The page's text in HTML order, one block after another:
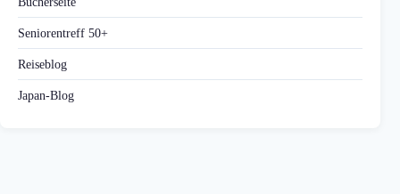
Seniorentreff 50+
Reiseblog
Japan-Blog